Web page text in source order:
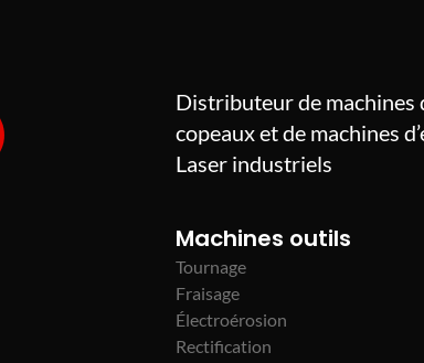
Distributeur de machines
copeaux et de machines
Laser industriels
Machines outils
Tournage
Fraisage
Électroérosion
Rectification